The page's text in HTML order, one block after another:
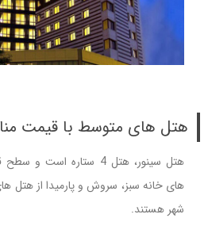
هتل های متوسط با قیمت
هتل سینور، هتل 4 ستاره
شهر هستند.